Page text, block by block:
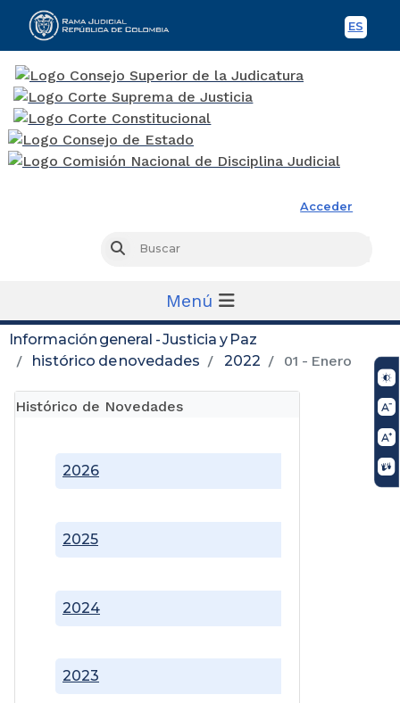
ES
Acceder
Buscar
Menú
Información general - Justicia y Paz
histórico de novedades
2022 01 - Enero
Histórico de Novedades
2023
2024
2025
2026